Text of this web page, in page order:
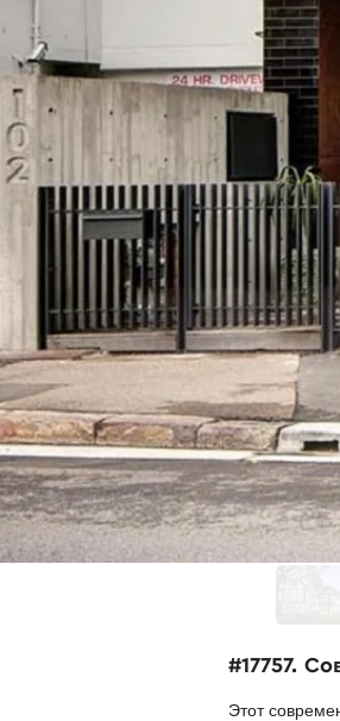
#17757.
Этот